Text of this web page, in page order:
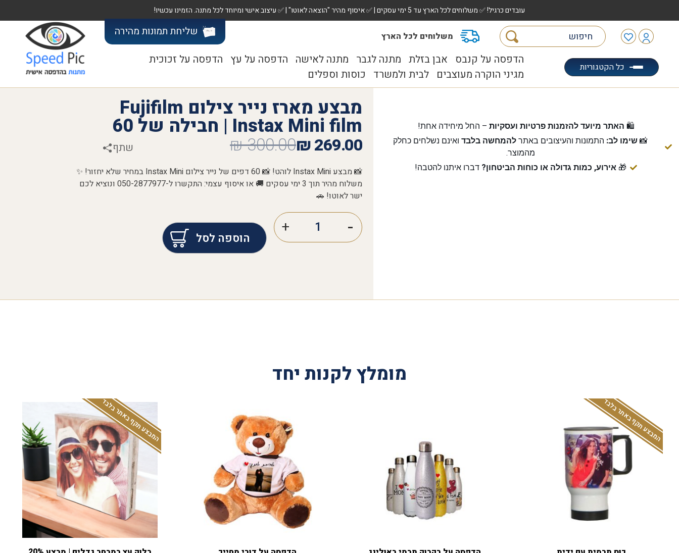
עובדים כרגיל! ✅ משלוחים לכל הארץ עד 5 ימי עסקים | ✅ איסוף מהיר "הוצאה לאוטו" | ✅ עיצוב אישי ומיוחד לכל מתנה. הזמינו עכשיו!
משלוחים לכל הארץ שליחת תמונות מהירה
כל הקטגוריות
הדפסה על קנבס אבן בזלת מתנה לגבר מתנה לאישה הדפסה על עץ הדפסה על זכוכית
מגיני הוקרה מעוצבים לבית ולמשרד כוסות וספלים
🛍️ האתר מיועד להזמנות פרטיות ועסקיות– החל מיחידה אחת!
📸 שימו לב: התמונות והעיצובים באתר להמחשה בלבדואינם נשלחים כחלק
מהמוצר.
🎁אירוע, כמות גדולה או כוחות הביטחון? דברו איתנו להטבה!
מבצע מארז נייר צילום Fujifilm
Instax Mini film | חבילה של 60
269.00
₪
300.00
₪ שתף
📸 מבצע Instax Mini לוהט! 📸 60 דפים של נייר צילום Instax Mini במחיר שלא יחזור! ✨
משלוח מהיר תוך 3 ימי עסקים 🚚 או איסוף עצמי: התקשרו ל-050-2877977 ונוציא לכם
ישר לאוטו! 🚗
הוספה לסל
מומלץ לקנות יחד
המבצע תקף באתר בלבד המבצע תקף באתר בלבד